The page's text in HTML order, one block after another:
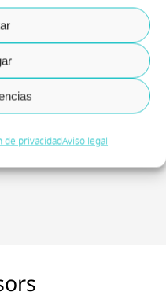
de privacidadAviso legal